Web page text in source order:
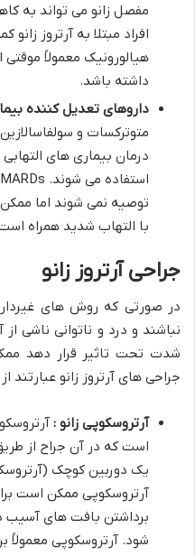
مفصل زانو می تواند به
افراد مبتلا به آرتروز
هیالورونیک معمولاً
داشته باشد.
داروهای تعدیل کننده
متوترکسات و
درمان بیماری های
توصیه نمی شوند اما
با التهاب شدید همراه
جراحی آرتروز زانو
در صورتی که روش های
نباشند و درد و ناتوانی ناشی از
شدت تحت تاثیر قرار دهد
جراحی های آرتروز زانو عبارتند
آرتروسکوپی زانو :
است که در آن جراح از
یک دوربین کوچک
آرتروسکوپی ممکن است
برداشتن بافت های
شود. آرتروسکوپی معمولاً